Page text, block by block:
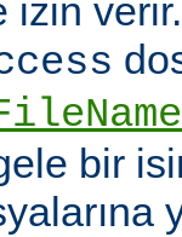
izin
bir